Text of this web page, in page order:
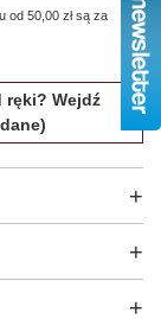
od 50,00 złsą za
ręki? Wejdź